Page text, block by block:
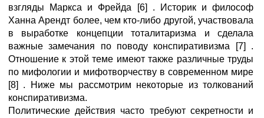
взгляды Маркса и Фрейда [6] . Историк и философ
Ханна Арендт более, чем кто-либо другой, участвовала
в выработке концепции тоталитаризма и сделала
важные замечания по поводу конспиративизма [7] .
Отношение к этой теме имеют также различные труды
по мифологии и мифотворчеству в современном мире
[8] . Ниже мы рассмотрим некоторые из толкований
конспиративизма.
Политические действия часто требуют секретности и